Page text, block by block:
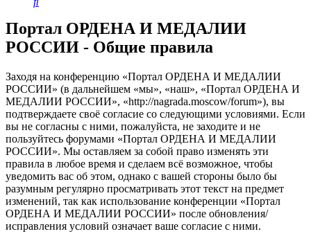
Портал ОРДЕНА И МЕДАЛИИ
РОССИИ - Общие правила
Заходя на конференцию «Портал ОРДЕНА И МЕДАЛИИ
РОССИИ» (в дальнейшем «мы», «наш», «Портал ОРДЕНА И
МЕДАЛИИ РОССИИ», «http://nagrada.moscow/forum»), вы
подтверждаете своё согласие со следующими условиями. Если
вы не согласны с ними, пожалуйста, не заходите и не
пользуйтесь форумами «Портал ОРДЕНА И МЕДАЛИИ
РОССИИ». Мы оставляем за собой право изменять эти
правила в любое время и сделаем всё возможное, чтобы
уведомить вас об этом, однако с вашей стороны было бы
разумным регулярно просматривать этот текст на предмет
изменений, так как использование конференции «Портал
ОРДЕНА И МЕДАЛИИ РОССИИ» после обновления/
исправления условий означает ваше согласие с ними.